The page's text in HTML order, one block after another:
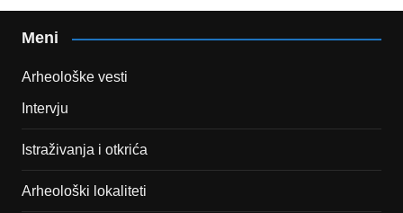
Meni
Arheološke vesti
Intervju
Istraživanja i otkrića
Arheološki lokaliteti